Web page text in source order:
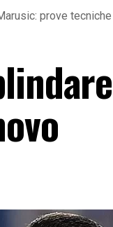
prove